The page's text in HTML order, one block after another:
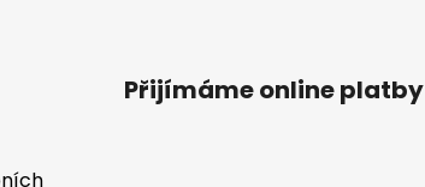
Přijímáme online platby